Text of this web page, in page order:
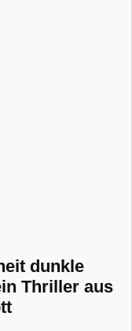
dunkle
Thriller aus